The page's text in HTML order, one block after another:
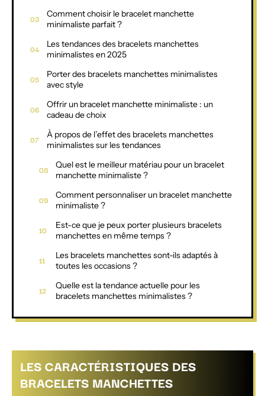
Comment choisir le bracelet manchette
minimaliste parfait ?
Les tendances des bracelets manchettes
minimalistes en 2025
Porter des bracelets manchettes minimalistes
avec style
Offrir un bracelet manchette minimaliste : un
cadeau de choix
À propos de l’effet des bracelets manchettes
minimalistes sur les tendances
Quel est le meilleur matériau pour un bracelet
manchette minimaliste ?
Comment personnaliser un bracelet manchette
minimaliste ?
Est-ce que je peux porter plusieurs bracelets
manchettes en même temps ?
Les bracelets manchettes sont-ils adaptés à
toutes les occasions ?
Quelle est la tendance actuelle pour les
bracelets manchettes minimalistes ?
LES CARACTÉRISTIQUES DES
BRACELETS MANCHETTES